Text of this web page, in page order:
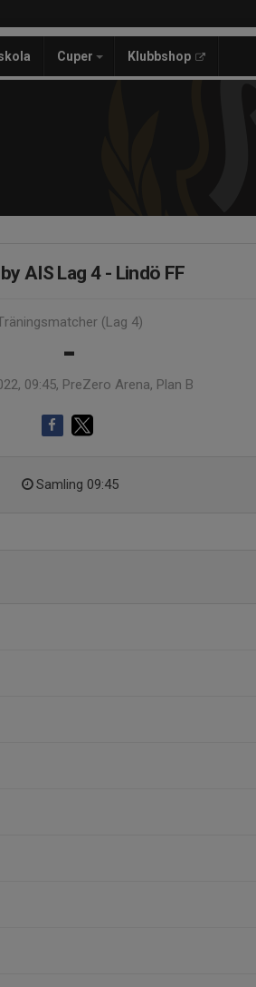
Cuper Klubbshop
AIS Lag 4 - Lindö FF
(Lag 4)
-
09:45, PreZero Arena, Plan B
Samling 09:45